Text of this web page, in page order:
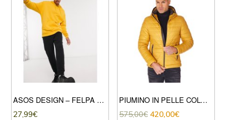
ASOS DESIGN – FELPA CON CAPPUCCIO LUNGA OVERSIZE COLOR SENAPE-GIALLO
27,99€
PIUMINO IN PELLE COLORE OCRA CON CAPPUCCIO
575,00€ 420,00€